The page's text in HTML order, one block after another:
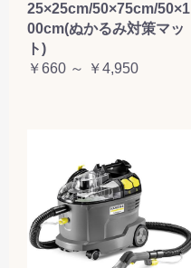
25×25cm/50×75cm/50×1
00cm(ぬかるみ対策マッ
ト)
￥660 ～ ￥4,950